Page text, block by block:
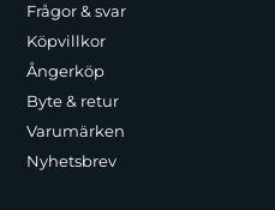
Frågor & svar
Köpvillkor
Ångerköp
Byte & retur
Varumärken
Nyhetsbrev